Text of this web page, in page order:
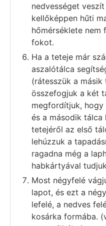
nedvességet
kellőképpen hűti
hőmérséklete nem
fokot.
Ha a teteje már
aszalótálca
(rátesszük a
összefogjuk a két
megfordítjuk, hogy
és a második tálca
tetejéről az első
lehúzzuk a
ragadna még a
habkártyával
Most négyfelé
lapot, és ezt a
lefelé, a nedves
kosárka formába.